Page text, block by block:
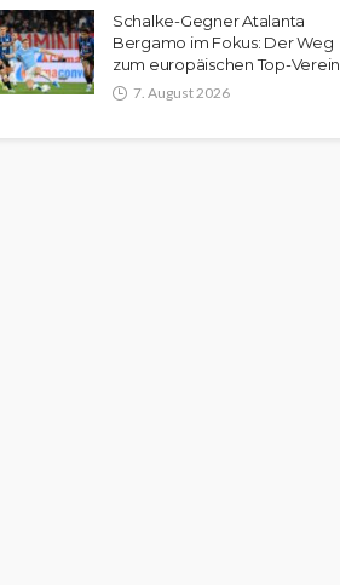
Schalke-Gegner Atalanta
Bergamo im Fokus: Der Weg
zum europäischen Top-Verein
7. August 2026